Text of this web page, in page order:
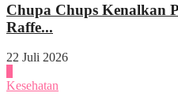
Chupa Chups Kenalkan
Raffe...
22 Juli 2026
Kesehatan